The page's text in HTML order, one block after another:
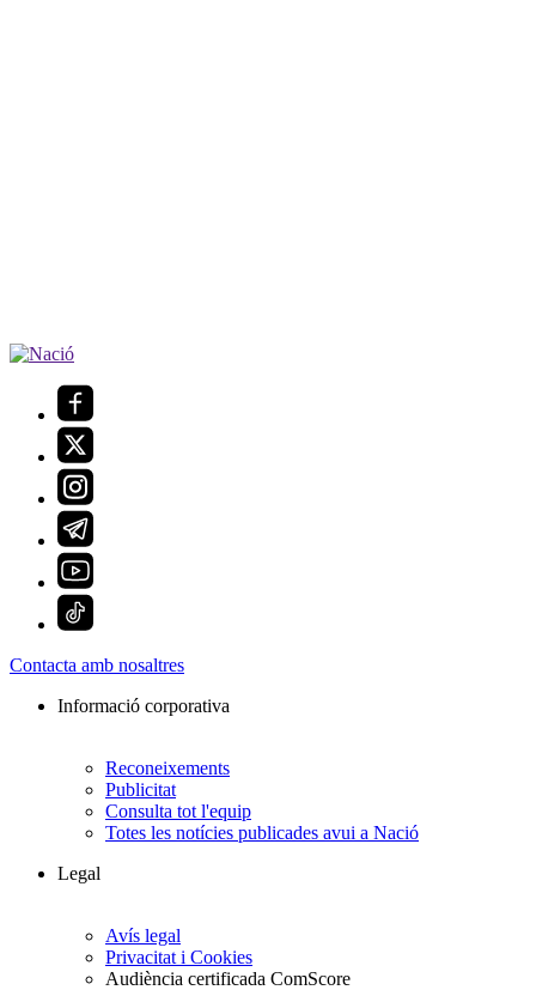
Contacta amb nosaltres
Informació corporativa
Reconeixements
Publicitat
Consulta tot l'equip
Totes les notícies publicades avui a Nació
Legal
Avís legal
Privacitat i Cookies
Audiència certificada ComScore